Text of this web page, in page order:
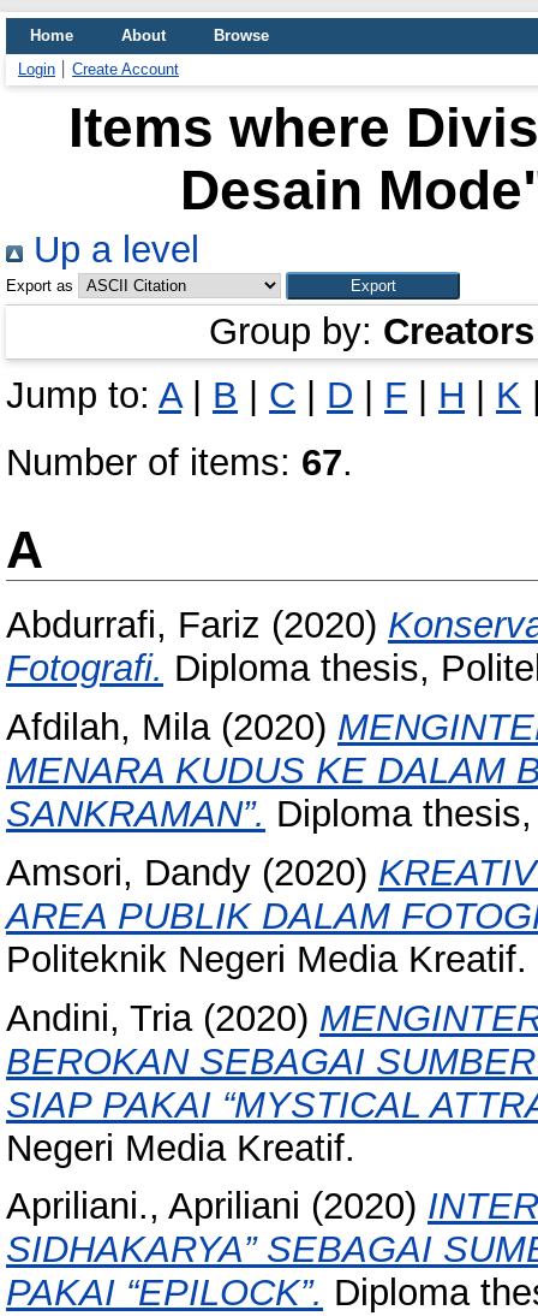
Home About
Browse
Login
Create Account
Items where
Desain
Up a level
Export as
Group by: Creators
Jump to: A| B C D F H K
Number of items: 67.
A
Abdurrafi, Fariz (2020)
Fotografi. Diploma thesis,
Afdilah, Mila(2020)
MENARA KUDUS KE DALAM
SANKRAMAN”. Diploma
Amsori, Dandy (2020)
AREA PUBLIK DALAM
Politeknik Negeri Media Kreatif.
Andini, Tria(2020)
BEROKAN SEBAGAI
SIAP PAKAI “MYSTICAL
Negeri Media Kreatif.
Apriliani., Apriliani (2020)
SIDHAKARYA” SEBAGAI
PAKAI “EPILOCK”. Diploma